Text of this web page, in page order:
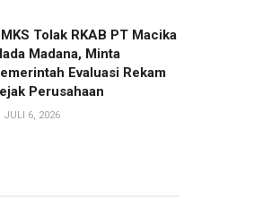
Tolak RKAB PT Macika
Madana, Minta
Evaluasi Rekam
Perusahaan
JULI 6, 2026